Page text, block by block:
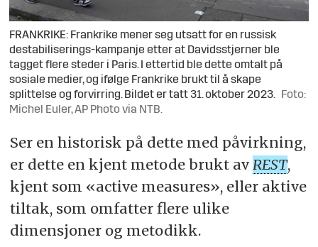
FRANKRIKE: Frankrike mener seg utsatt for en russisk
destabiliserings-kampanje etter at Davidsstjerner ble
tagget flere steder i Paris. I ettertid ble dette omtalt på
sosiale medier, og ifølge Frankrike brukt til å skape
splittelse og forvirring. Bildet er tatt 31. oktober 2023. Foto:
Michel Euler, AP Photo via NTB.
Ser en historisk på dette med påvirkning,
er dette en kjent metode brukt av REST,
kjent som «active measures», eller aktive
tiltak, som omfatter flere ulike
dimensjoner og metodikk.